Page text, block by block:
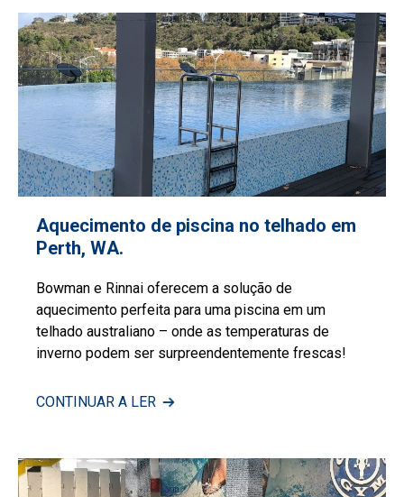
Aquecimento de piscina no telhado em
Perth, WA.
Bowman e Rinnai oferecem a solução de
aquecimento perfeita para uma piscina em um
telhado australiano – onde as temperaturas de
inverno podem ser surpreendentemente frescas!
CONTINUAR A LER